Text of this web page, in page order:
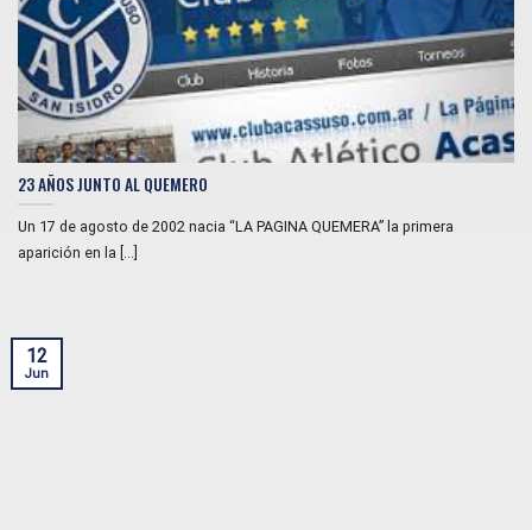
23 AÑOS JUNTO AL QUEMERO
Un 17 de agosto de 2002 nacia “LA PAGINA QUEMERA” la primera
aparición en la [...]
12
Jun